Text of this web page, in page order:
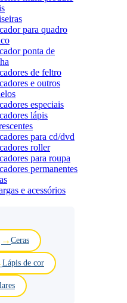
para quadro
ponta de
de feltro
e outros
especiais
lápis
para cd/dvd
roller
para roupa
permanentes
e acessórios
Ceras
Lápis de cor